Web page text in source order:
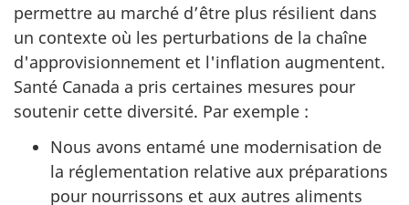
permettre au marché d’être plus résilient dans
un contexte où les perturbations de la chaîne
d'approvisionnement et l'inflation augmentent.
Santé Canada a pris certaines mesures pour
soutenir cette diversité. Par exemple :
Nous avons entamé une modernisation de
la réglementation relative aux préparations
pour nourrissons et aux autres aliments